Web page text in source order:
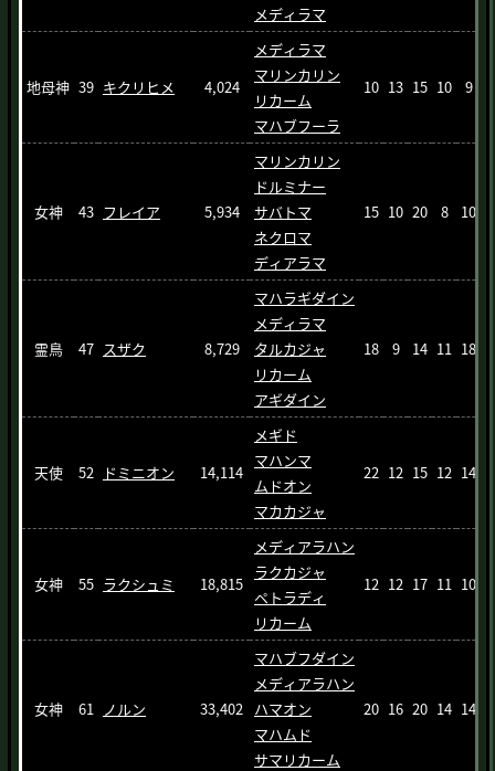
メディラマ
地母神 39 キクリヒメ 4,024
メディラマ
マリンカリン
リカーム
マハブフーラ
10 13 15 10 9
女神 43 フレイア 5,934
マリンカリン
ドルミナー
サバトマ
ネクロマ
ディアラマ
15 10 20 8 10
霊鳥 47 スザク 8,729
マハラギダイン
メディラマ
タルカジャ
リカーム
アギダイン
18 9 14 11 18
天使 52 ドミニオン 14,114
メギド
マハンマ
ムドオン
マカカジャ
22 12 15 12 14
女神 55 ラクシュミ 18,815
メディアラハン
ラクカジャ
ペトラディ
リカーム
12 12 17 11 10
女神 61 ノルン 33,402
マハブフダイン
メディアラハン
ハマオン
マハムド
サマリカーム
20 16 20 14 14